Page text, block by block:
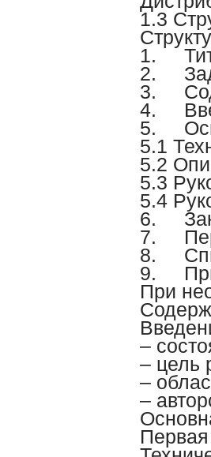
1.3
1.
2.
3.
4.
5.
5.1
5.2
5.3
5.4
6.
7.
8.
9.
При
–
– цель
–
–